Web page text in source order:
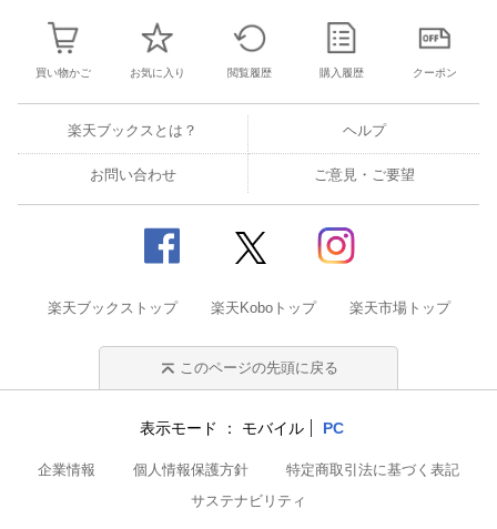
買い物かご お気に入り 閲覧履歴 購入履歴 クーポン
楽天ブックスとは？ ヘルプ
お問い合わせ ご意見・ご要望
楽天ブックストップ 楽天Koboトップ 楽天市場トップ
このページの先頭に戻る
表示モード モバイル PC
企業情報 個人情報保護方針
特定商取引法に基づく表記
サステナビリティ